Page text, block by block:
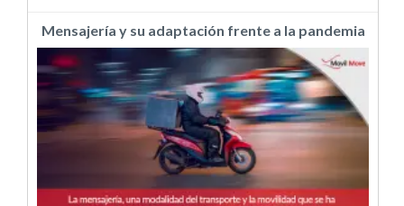
Mensajería y su adaptación frente a la pandemia